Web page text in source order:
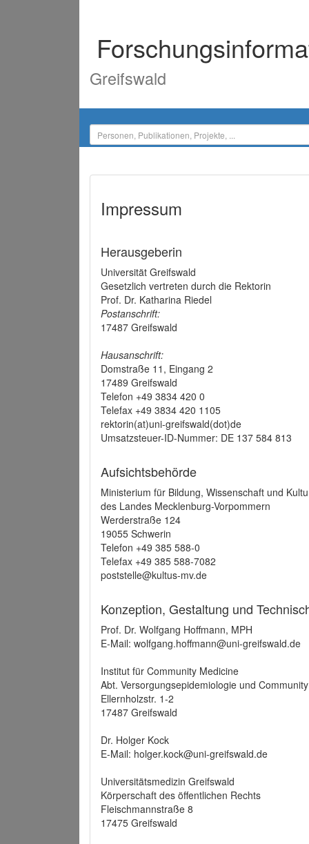
Greifswald
Impressum
Herausgeberin
Universität Greifswald
Gesetzlich vertreten durch die Rektorin
Prof. Dr. Katharina Riedel
Postanschrift:
17487 Greifswald
Hausanschrift:
Domstraße 11, Eingang 2
17489 Greifswald
Telefon +49 3834 420 0
Telefax +49 3834 420 1105
rektorin(at)uni-greifswald(dot)de
Umsatzsteuer-ID-Nummer: DE 137 584 813
Aufsichtsbehörde
Ministerium für Bildung, Wissenschaft und
des Landes Mecklenburg-Vorpommern
Werderstraße 124
19055 Schwerin
Telefon +49 385 588-0
Telefax +49 385 588-7082
poststelle@kultus-mv.de
Konzeption, Gestaltung und
Prof. Dr. Wolfgang Hoffmann, MPH
E-Mail: wolfgang.hoffmann@uni-greifswald.de
Institut für Community Medicine
Abt. Versorgungsepidemiologie und
Ellernholzstr. 1-2
17487 Greifswald
Dr. Holger Kock
E-Mail: holger.kock@uni-greifswald.de
Universitätsmedizin Greifswald
Körperschaft des öffentlichen Rechts
Fleischmannstraße 8
17475 Greifswald